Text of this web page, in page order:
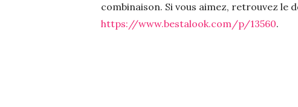
combinaison. Si vous aimez, retrouvez le
https://www.bestalook.com/p/13560.